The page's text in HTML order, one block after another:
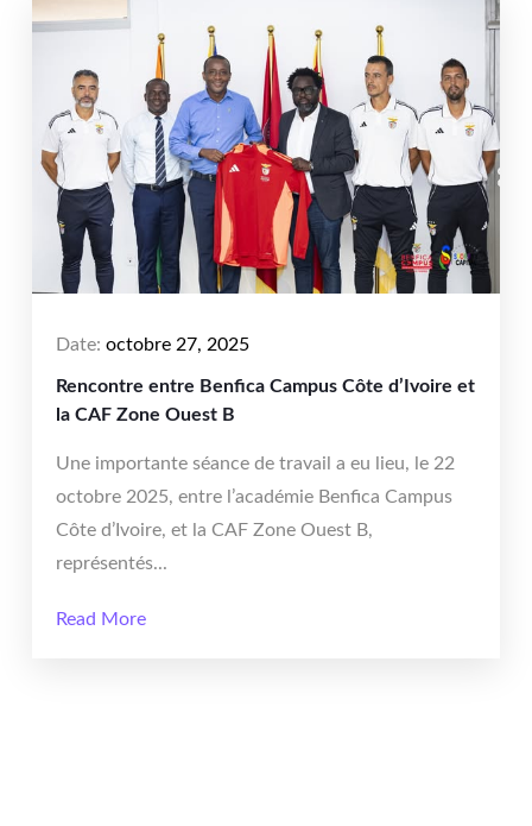
Date: octobre 27, 2025
Rencontre entre Benfica Campus Côte d’Ivoire et
la CAF Zone Ouest B
Une importante séance de travail a eu lieu, le 22
octobre 2025, entre l’académie Benfica Campus
Côte d’Ivoire, et la CAF Zone Ouest B,
représentés...
Read More